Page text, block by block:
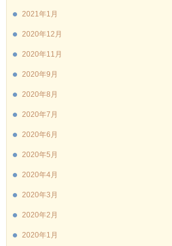
2021年1月
2020年12月
2020年11月
2020年9月
2020年8月
2020年7月
2020年6月
2020年5月
2020年4月
2020年3月
2020年2月
2020年1月